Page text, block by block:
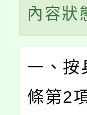
內容狀
一、按
條第2